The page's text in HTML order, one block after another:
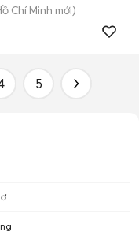
Chí Minh mới)
5